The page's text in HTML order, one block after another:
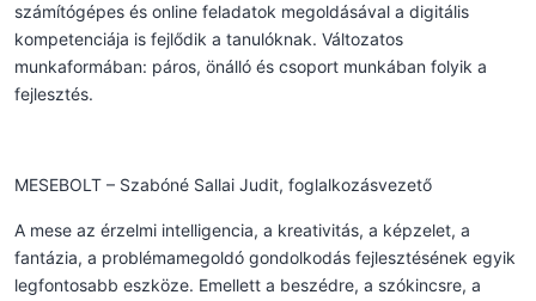
számítógépes és online feladatok megoldásával a digitális
kompetenciája is fejlődik a tanulóknak. Változatos
munkaformában: páros, önálló és csoport munkában folyik a
fejlesztés.
MESEBOLT – Szabóné Sallai Judit, foglalkozásvezető
A mese az érzelmi intelligencia, a kreativitás, a képzelet, a
fantázia, a problémamegoldó gondolkodás fejlesztésének egyik
legfontosabb eszköze. Emellett a beszédre, a szókincsre, a